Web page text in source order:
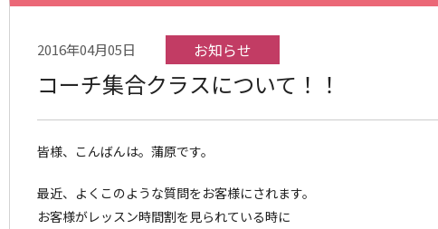
2016年04月05日 お知らせ
コーチ集合クラスについて！！
皆様、こんばんは。蒲原です。
最近、よくこのような質問をお客様にされます。
お客様がレッスン時間割を見られている時に